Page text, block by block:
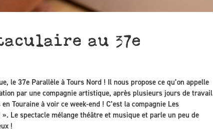
au 37e
le 37e Parallèle à Tours Nord ! Il nous propose ce qu’on appelle
par une compagnie artistique, après plusieurs jours de travail
Touraine à voir ce week-end ! C’est la compagnie Les
Le spectacle mélange théâtre et musique et parle un peu de
!